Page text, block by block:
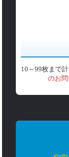
10～99枚まで
のお